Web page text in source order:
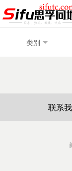
类别
联系